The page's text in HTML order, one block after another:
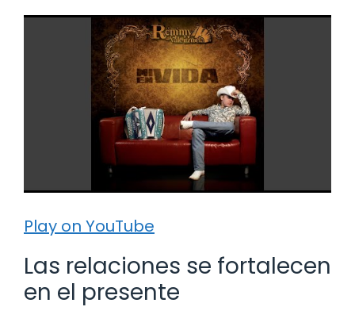
Play on YouTube
Las relaciones se fortalecen
en el presente